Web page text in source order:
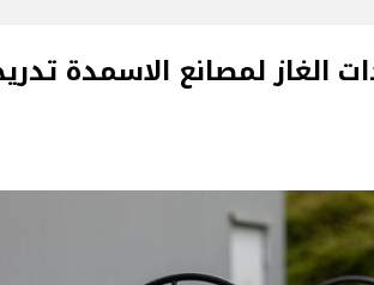
الغاز لمصانع الاسمدة